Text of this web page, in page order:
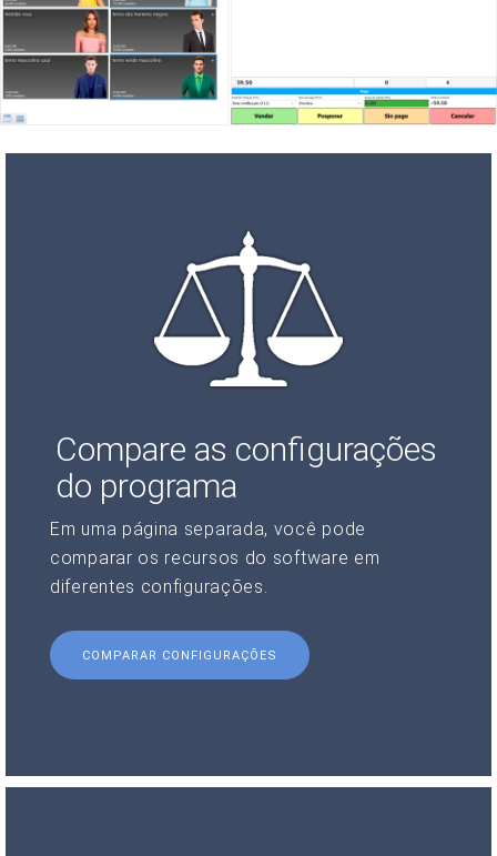
Compare as configurações
do programa
Em uma página separada, você pode
comparar os recursos do software em
diferentes configurações.
COMPARAR CONFIGURAÇÕES